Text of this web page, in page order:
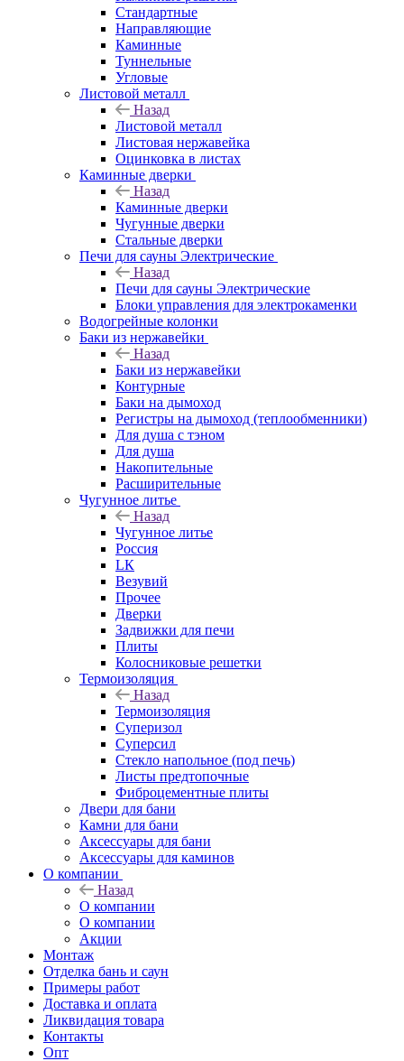
Стандартные
Направляющие
Каминные
Туннельные
Угловые
Листовой металл
Назад
Листовой металл
Листовая нержавейка
Оцинковка в листах
Каминные дверки
Назад
Каминные дверки
Чугунные дверки
Стальные дверки
Печи для сауны Электрические
Назад
Печи для сауны Электрические
Блоки управления для электрокаменки
Водогрейные колонки
Баки из нержавейки
Назад
Баки из нержавейки
Контурные
Баки на дымоход
Регистры на дымоход (теплообменники)
Для душа с тэном
Для душа
Накопительные
Расширительные
Чугунное литье
Назад
Чугунное литье
Россия
LК
Везувий
Прочее
Дверки
Задвижки для печи
Плиты
Колосниковые решетки
Термоизоляция
Назад
Термоизоляция
Суперизол
Суперсил
Стекло напольное (под печь)
Листы предтопочные
Фиброцементные плиты
Двери для бани
Камни для бани
Аксессуары для бани
Аксессуары для каминов
О компании
Назад
О компании
О компании
Акции
Монтаж
Отделка бань и саун
Примеры работ
Доставка и оплата
Ликвидация товара
Контакты
Опт